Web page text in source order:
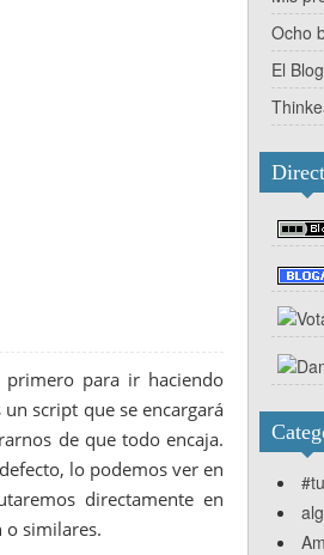
para ir haciendo
script que se encargará
de que todo encaja.
lo podemos ver en
directamente en
o similares.
Ocho
El